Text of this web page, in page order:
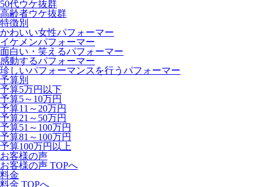
50代ウケ抜群
高齢者ウケ抜群
特徴別
かわいい女性パフォーマー
イケメンパフォーマー
面白い・笑えるパフォーマー
感動するパフォーマー
珍しいパフォーマンスを行うパフォーマー
予算別
予算5万円以下
予算5～10万円
予算11～20万円
予算21～50万円
予算51～100万円
予算81～100万円
予算100万円以上
お客様の声
お客様の声 TOPへ
料金
料金 TOPへ